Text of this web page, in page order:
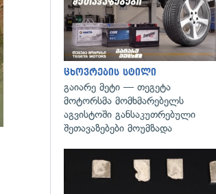
ცხოვრების სტილი
გაიარე მეტი — თეგეტა
მოტორსმა მომხმარებელს
აგვისტოში განსაკუთრებული
შეთავაზებები მოუმზადა